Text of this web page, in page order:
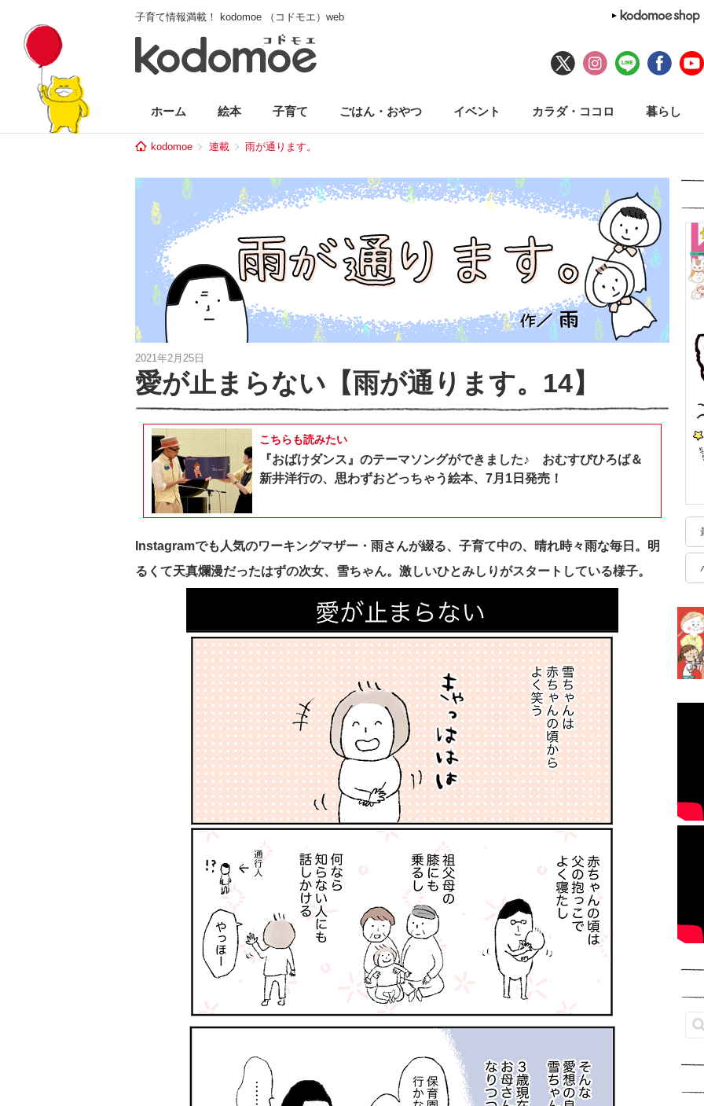
子育て情報満載！ kodomoe （コドモエ）web
ホーム 絵本 子育て ごはん・おやつ イベント カラダ・ココロ 暮らし
kodomoe 連載 雨が通ります。
2021年2月25日
愛が止まらない【雨が通ります。14】
こちらも読みたい
『おばけダンス』のテーマソングができました♪ おむすびひろば＆
新井洋行の、思わずおどっちゃう絵本、7月1日発売！
Instagramでも人気のワーキングマザー・雨さんが綴る、子育て中の、晴れ時々雨な毎日。明
るくて天真爛漫だったはずの次女、雪ちゃん。激しいひとみしりがスタートしている様子。